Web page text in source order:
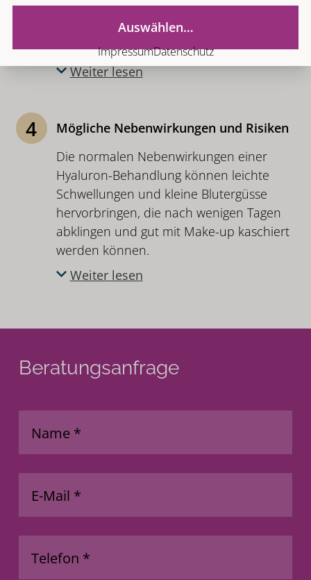
Gewebe ggf. etwas massiert. Direkt nach
der Faltenunterspritzung können Sie ein
leichtes Make-up auftragen.
Weiter lesen
4
Mögliche Nebenwirkungen und Risiken
Die normalen Nebenwirkungen einer
Hyaluron-Behandlung können leichte
Schwellungen und kleine Blutergüsse
hervorbringen, die nach wenigen Tagen
abklingen und gut mit Make-up kaschiert
werden können.
Weiter lesen
Beratungsanfrage
Name *
E-Mail *
Telefon *
Auswählen…
ImpressumDatenschutz